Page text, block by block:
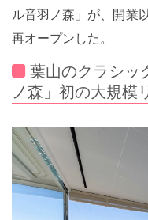
ル音羽ノ森」が、開業
再オープンした。
葉山のクラシッ
ノ森」初の大規模